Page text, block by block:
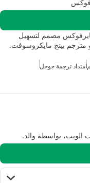
مصمم لتسهيل
بينج مايكروسوفت.
امتداد ترجمة جوجل
الويب، بواسطة والد.